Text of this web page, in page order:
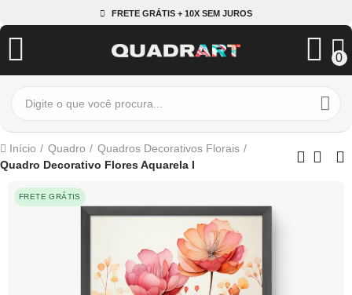
FRETE GRÁTIS + 10X SEM JUROS
0
Início Quadro
Quadros Decorativos Florais
Quadro Decorativo Flores Aquarela I
FRETE GRÁTIS